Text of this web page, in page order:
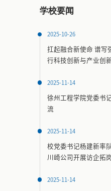
学校要闻
2025-10-26
扛起融合新使命 谱写
行科技创新与产业创
2025-11-14
徐州工程学院党委书
流
2025-11-14
校党委书记杨建新率
川崎公司开展访企拓
2025-11-14